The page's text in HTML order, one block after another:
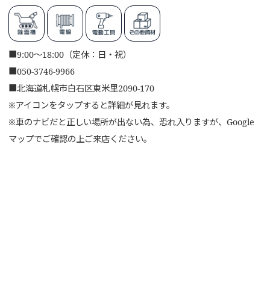
■9:00～18:00（定休：日・祝）
■050-3746-9966
■北海道札幌市白石区東米里2090-170
※アイコンをタップすると詳細が見れます。
※車のナビだと正しい場所が出ない為、恐れ入りますが、Google
マップでご確認の上ご来店ください。